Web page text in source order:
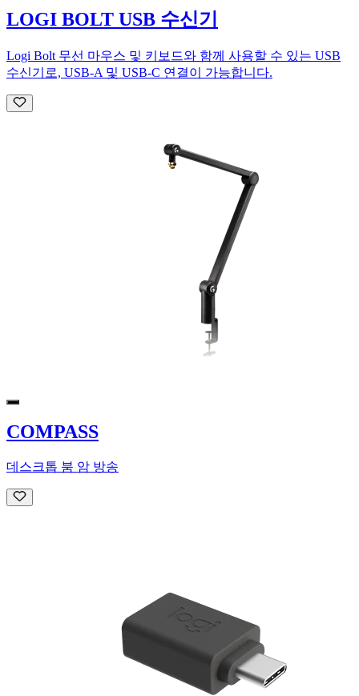
LOGI BOLT USB 수신기
Logi Bolt 무선 마우스 및 키보드와 함께 사용할 수 있는 USB
수신기로, USB-A 및 USB-C 연결이 가능합니다.
COMPASS
데스크톱 붐 암 방송